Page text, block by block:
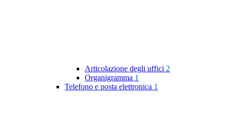
Articolazione degli uffici 2
Organigramma 1
Telefono e posta elettronica 1